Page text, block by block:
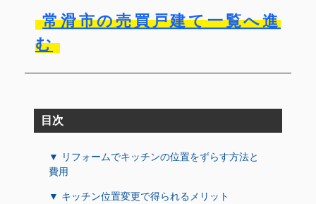
常滑市の売買戸建て一覧へ進
む
目次
▼ リフォームでキッチンの位置をずらす方法と
費用
▼ キッチン位置変更で得られるメリット